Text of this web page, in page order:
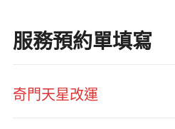
服務預約單填寫
奇門天星改運